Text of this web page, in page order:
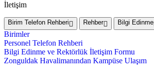
İletişim
Birim Telefon Rehberi Rehber Bilgi Edinme
Birimler
Personel Telefon Rehberi
Bilgi Edinme ve Rektörlük İletişim Formu
Zonguldak Havalimanından Kampüse Ulaşım